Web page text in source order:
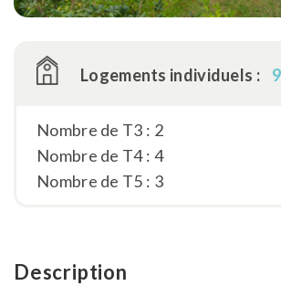
Logements individuels : 9
Nombre de T3 : 2
Nombre de T4 : 4
Nombre de T5 : 3
Description